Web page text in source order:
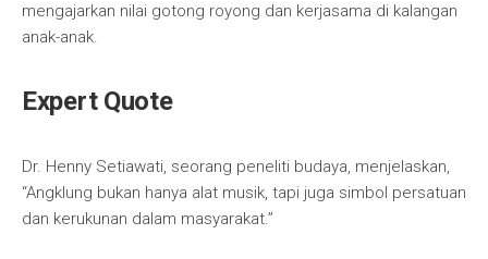
mengajarkan nilai gotong royong dan kerjasama di kalangan
anak-anak.
Expert Quote
Dr. Henny Setiawati, seorang peneliti budaya, menjelaskan,
“Angklung bukan hanya alat musik, tapi juga simbol persatuan
dan kerukunan dalam masyarakat.”